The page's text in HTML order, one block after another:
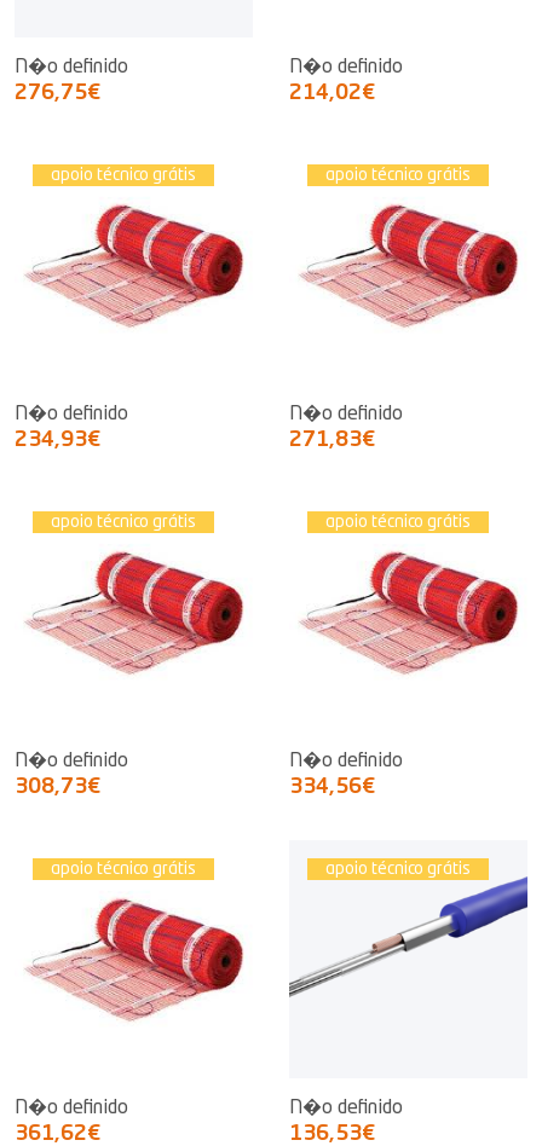
N�o definido
276,75€
N�o definido
214,02€
apoio técnico grátis
N�o definido
234,93€
apoio técnico grátis
N�o definido
271,83€
apoio técnico grátis
N�o definido
308,73€
apoio técnico grátis
N�o definido
334,56€
apoio técnico grátis
N�o definido
361,62€
apoio técnico grátis
N�o definido
136,53€